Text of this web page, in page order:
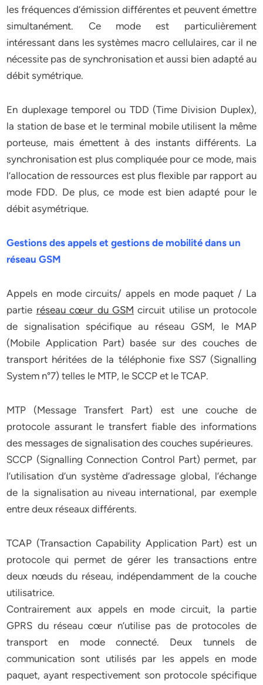
les fréquences d’émission différentes et peuvent émettre
simultanément. Ce mode est particulièrement
intéressant dans les systèmes macro cellulaires, car il ne
nécessite pas de synchronisation et aussi bien adapté au
débit symétrique.
En duplexage temporel ou TDD (Time Division Duplex),
la station de base et le terminal mobile utilisent la même
porteuse, mais émettent à des instants différents. La
synchronisation est plus compliquée pour ce mode, mais
l’allocation de ressources est plus flexible par rapport au
mode FDD. De plus, ce mode est bien adapté pour le
débit asymétrique.
Gestions des appels et gestions de mobilité dans un
réseau GSM
Appels en mode circuits/ appels en mode paquet / La
partie réseau cœur du GSM circuit utilise un protocole
de signalisation spécifique au réseau GSM, le MAP
(Mobile Application Part) basée sur des couches de
transport héritées de la téléphonie fixe SS7 (Signalling
System n°7) telles le MTP, le SCCP et le TCAP.
MTP (Message Transfert Part) est une couche de
protocole assurant le transfert fiable des informations
des messages de signalisation des couches supérieures.
SCCP (Signalling Connection Control Part) permet, par
l’utilisation d’un système d’adressage global, l’échange
de la signalisation au niveau international, par exemple
entre deux réseaux différents.
TCAP (Transaction Capability Application Part) est un
protocole qui permet de gérer les transactions entre
deux nœuds du réseau, indépendamment de la couche
utilisatrice.
Contrairement aux appels en mode circuit, la partie
GPRS du réseau cœur n’utilise pas de protocoles de
transport en mode connecté. Deux tunnels de
communication sont utilisés par les appels en mode
paquet, ayant respectivement son protocole spécifique